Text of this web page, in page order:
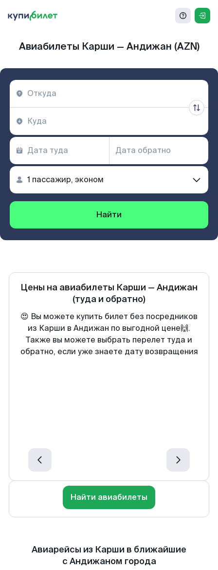
Авиабилеты Карши — Андижан (AZN)
Найти
Цены на авиабилеты Карши — Андижан
(туда и обратно)
😍 Вы можете купить билет без посредников
из Карши в Андижан по выгодной цене🙌.
Также вы можете выбрать перелет туда и
обратно, если уже знаете дату возвращения
Найти авиабилеты
Авиарейсы из Карши в ближайшие
с Андижаном города